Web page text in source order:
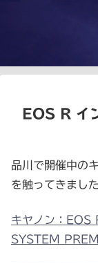
EOS R イ
品川で開催中の
を触ってきました
キヤノン：EOS
SYSTEM